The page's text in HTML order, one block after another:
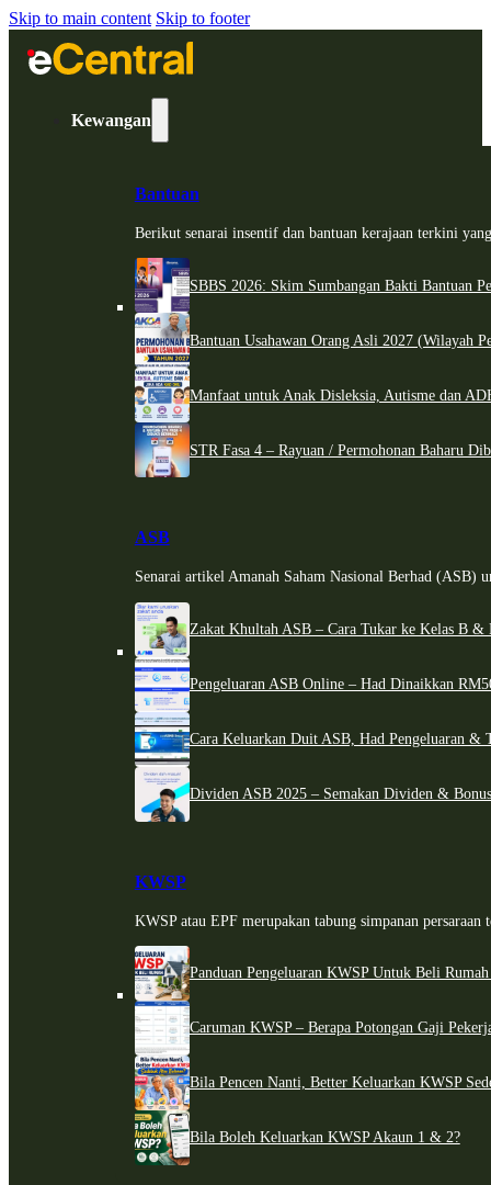
Skip to main content Skip to footer
Kewangan
Bantuan
Berikut senarai insentif dan bantuan kerajaan terkini
SBBS 2026: Skim Sumbangan Bakti Bantuan
Bantuan Usahawan Orang Asli 2027 (Wilayah
Manfaat untuk Anak Disleksia, Autisme dan
STR Fasa 4 – Rayuan / Permohonan Baharu
ASB
Senarai artikel Amanah Saham Nasional Berhad (ASB)
Zakat Khultah ASB – Cara Tukar ke Kelas B &
Pengeluaran ASB Online – Had Dinaikkan
Cara Keluarkan Duit ASB, Had Pengeluaran &
Dividen ASB 2025 – Semakan Dividen &
KWSP
KWSP atau EPF merupakan tabung simpanan persaraan
Panduan Pengeluaran KWSP Untuk Beli
Caruman KWSP – Berapa Potongan Gaji
Bila Pencen Nanti, Better Keluarkan KWSP
Bila Boleh Keluarkan KWSP Akaun 1 & 2?